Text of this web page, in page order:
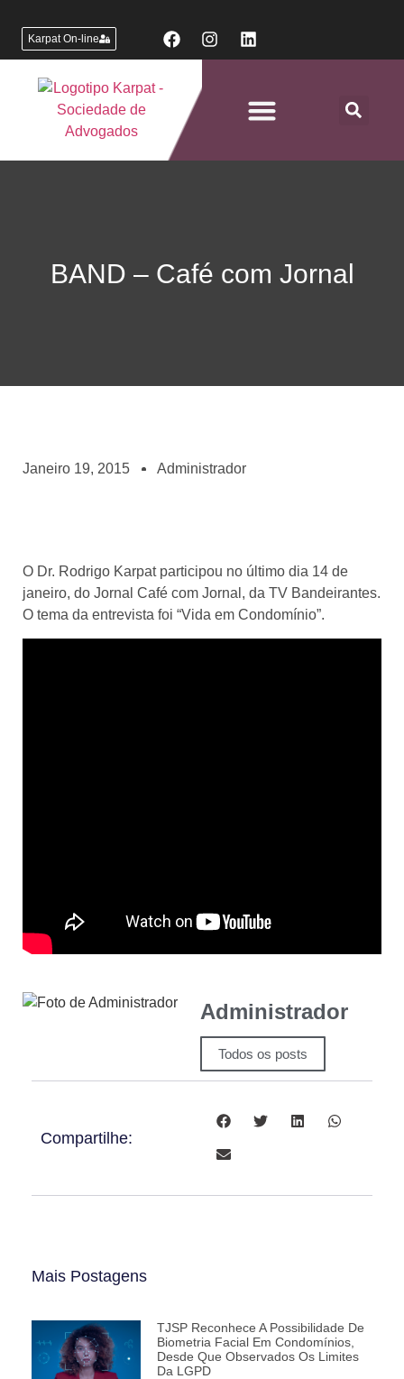
Karpat On-line
BAND – Café com Jornal
Janeiro 19, 2015 Administrador
O Dr. Rodrigo Karpat participou no último dia 14 de
janeiro, do Jornal Café com Jornal, da TV Bandeirantes.
O tema da entrevista foi “Vida em Condomínio”.
Administrador
Todos os posts
Compartilhe:
Mais Postagens
TJSP Reconhece A Possibilidade De
Biometria Facial Em Condomínios,
Desde Que Observados Os Limites
Da LGPD